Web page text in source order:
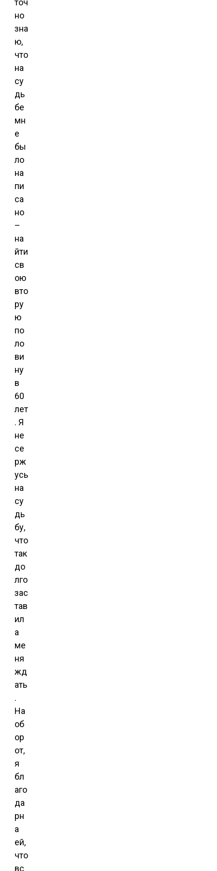
точ
но
зна
ю,
что
на
су
дь
бе
мн
е
бы
ло
на
пи
са
но
–
на
йти
св
ою
вто
ру
ю
по
ло
ви
ну
в
60
лет
. Я
не
се
рж
усь
на
су
дь
бу,
что
так
до
лго
зас
тав
ил
а
ме
ня
жд
ать
.
На
об
ор
от,
я
бл
аго
да
рн
а
ей,
что
вс